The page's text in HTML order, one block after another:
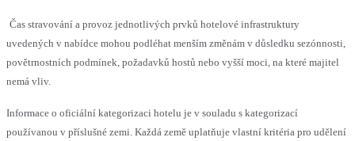
Čas stravování a provoz jednotlivých prvků hotelové infrastruktury
uvedených v nabídce mohou podléhat menším změnám v důsledku sezónnosti,
povětrnostních podmínek, požadavků hostů nebo vyšší moci, na které majitel
nemá vliv.
Informace o oficiální kategorizaci hotelu je v souladu s kategorizací
používanou v příslušné zemi. Každá země uplatňuje vlastní kritéria pro udělení